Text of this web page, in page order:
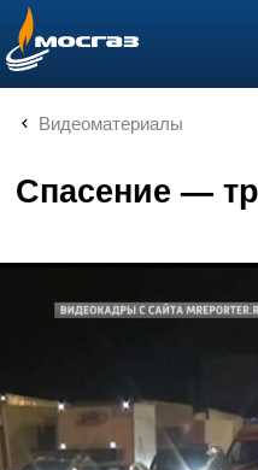
info@mos-gaz.ru
Видеоматериалы
Спасение —